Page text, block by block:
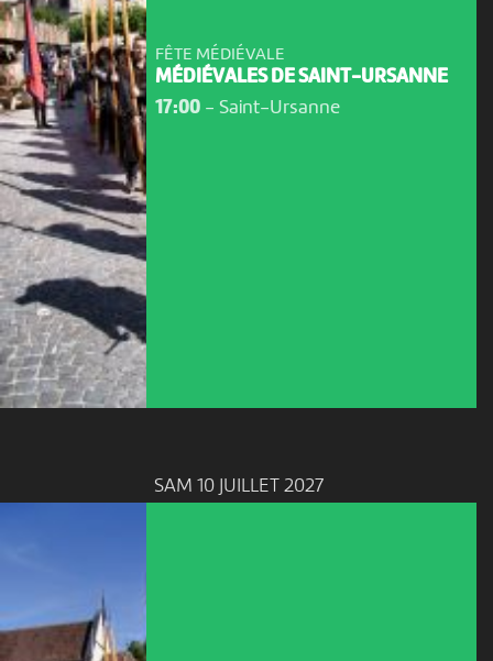
FÊTE MÉDIÉVALE
MÉDIÉVALES DE SAINT-URSANNE
17:00- Saint-Ursanne
SAM 10 JUILLET 2027